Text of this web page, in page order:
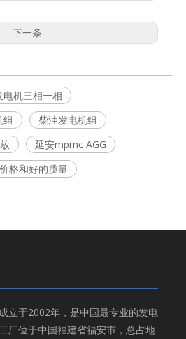
下一条:
电机三相一相
组
柴油发电机组
延安mpmc AGG
格和好的质量
立于2002年，是中国最专业的发电
厂位于中国福建省福安市，总占地